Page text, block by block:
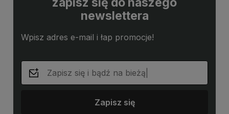
newslettera
Wpisz adres e-mail i łap promocje!
Zapisz się